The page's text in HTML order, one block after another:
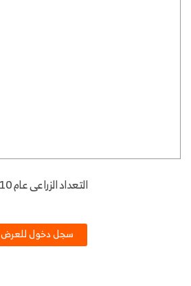
التعداد الزراعى عام 2010
سجل دخول للعرض